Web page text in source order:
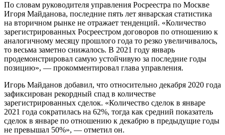
По словам руководителя управления Росреестра по Москве
Игоря Майданова, последние пять лет январская статистика
на вторичном рынке не отражает тенденций. «Количество
зарегистрированных Росреестром договоров по отношению к
аналогичному месяцу прошлого года то резко увеличивалось,
то весьма заметно снижалось. В 2021 году январь
продемонстрировал самую устойчивую за последние годы
позицию», — прокомментировал глава управления.
Игорь Майданов добавил, что относительно декабря 2020 года
зафиксирован рекордный спад в количестве
зарегистрированных сделок. «Количество сделок в январе
2021 года сократилась на 62%, тогда как средний показатель
сделок в январе по отношению к декабрю в предыдущие годы
не превышал 50%», — отметил он.